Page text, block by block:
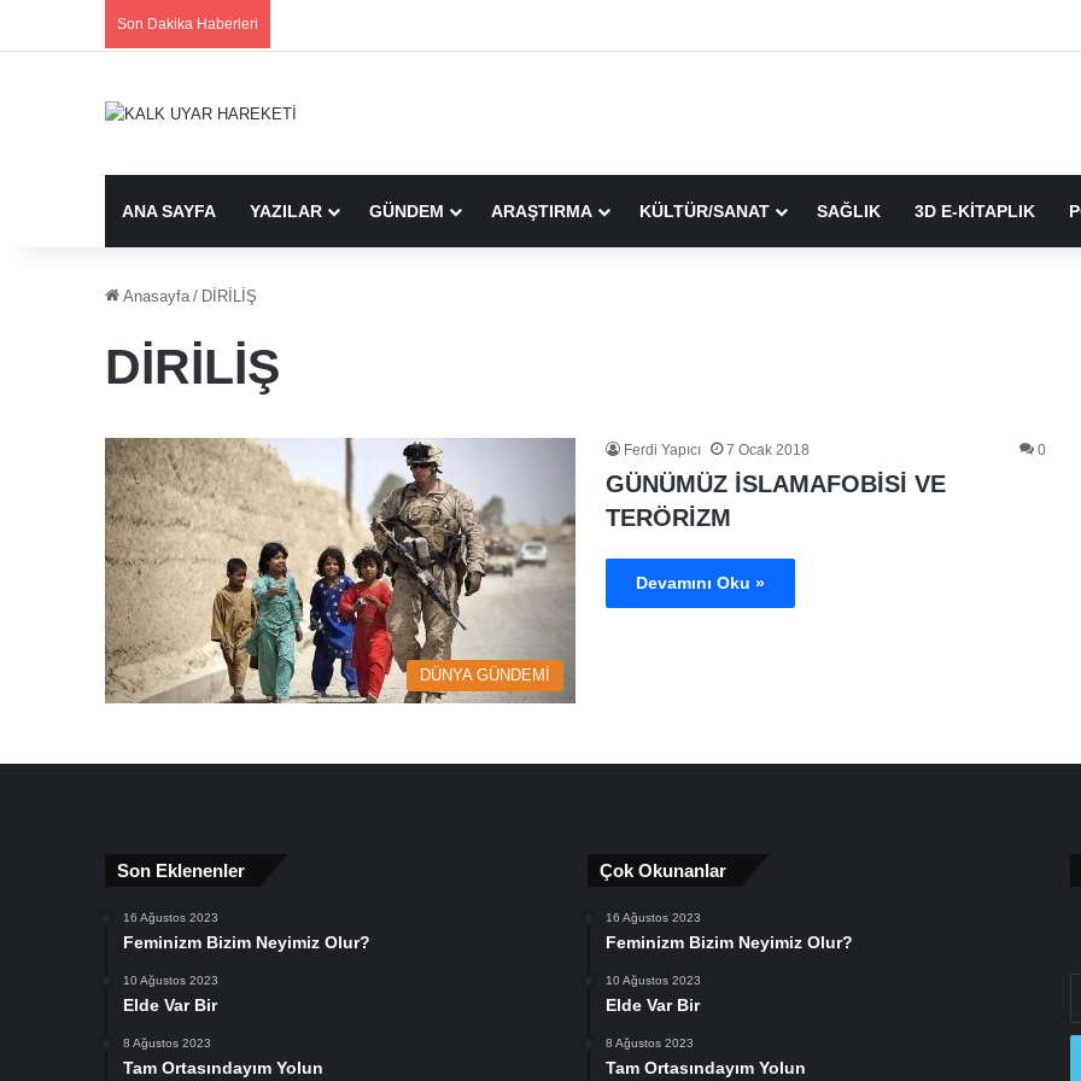
Son Dakika Haberleri
ANA SAYFA YAZILAR GÜNDEM ARAŞTIRMA KÜLTÜR/SANAT SAĞLIK 3D E-KİTAPLIK
Anasayfa / DİRİLİŞ
DİRİLİŞ
DÜNYA GÜNDEMİ
Ferdi Yapıcı 7 Ocak 2018 0
GÜNÜMÜZ İSLAMAFOBİSİ VE
TERÖRİZM
Devamını Oku »
Son Eklenenler
16 Ağustos 2023
Feminizm Bizim Neyimiz Olur?
10 Ağustos 2023
Elde Var Bir
8 Ağustos 2023
Tam Ortasındayım Yolun
Çok Okunanlar
16 Ağustos 2023
Feminizm Bizim Neyimiz Olur?
10 Ağustos 2023
Elde Var Bir
8 Ağustos 2023
Tam Ortasındayım Yolun